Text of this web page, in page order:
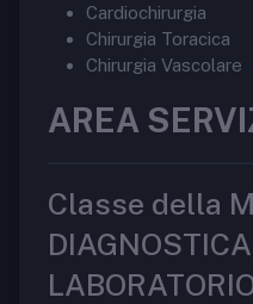
Cardiochirurgia
Chirurgia Toracica
Chirurgia Vascolare
AREA
Classe della